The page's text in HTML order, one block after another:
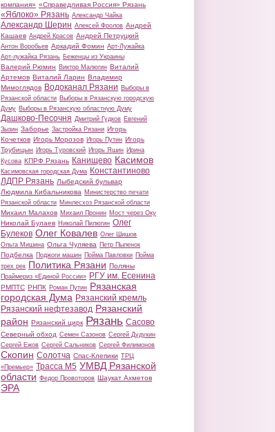
компания» «Справедливая Россия» Рязань
«Яблоко» Рязань Александр Чайка
Александр Шерин Алексей Фролов Андрей
Кашаев Андрей Красов Андрей Петруцкий
Антон Воробьев Аркадий Фомин Арт-Лужайка
Арт-лужайка Рязань Беженцы из Украины
Валерий Рюмин Виктор Малюгин Виталий
Артемов Виталий Ларин Владимир
Мимоглядов Водоканал Рязани Выборы в
Рязанской области Выборы в Рязанскую городскую
Думу Выборы в Рязанскую областную Думу
Дашково-Песочня Дмитрий Гудков Евгений
Зызин Заборье Застройка Рязани Игорь
Кочетков Игорь Морозов Игорь Путин Игорь
Трубицын Игорь Туровский Игорь Яшин Ирина
Кусова КПРФ Рязань Канищево Касимов
Касимовская городская Дума Константиново
ЛДПР Рязань Лыбедский бульвар
Людмила Кибальникова Министерство печати
Рязанской области Минлесхоз Рязанской области
Михаил Малахов Михаил Пронин Мост через Оку
Николай Булаев Николай Пилюгин Олег
Булеков Олег Ковалев Олег Шишов
Ольга Мишина Ольга Чуляева Петр Пыленок
Подбелка Поджоги машин Пойма Павловки Пойма
трех рек Политика Рязани Поляны
Праймериз «Единой России» РГУ им. Есенина
РМПТС РНПК Роман Путин Рязанская
городская Дума Рязанский кремль
Рязанский нефтезавод Рязанский
район Рязанский цирк Рязань Сасово
Северный обход Семен Сазонов Сергей Дудукин
Сергей Ежов Сергей Сальников Сергей Филимонов
Скопин Солотча Спас-Клепики ТРЦ
«Премьер» Трасса М5 УМВД Рязанской
области Федор Провоторов Шаукат Ахметов
ЭРА